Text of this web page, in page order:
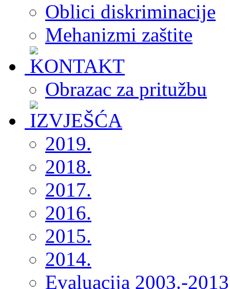
Oblici diskriminacije
Mehanizmi zaštite
Obrazac za pritužbu
2019.
2018.
2017.
2016.
2015.
2014.
Evaluacija 2003.-